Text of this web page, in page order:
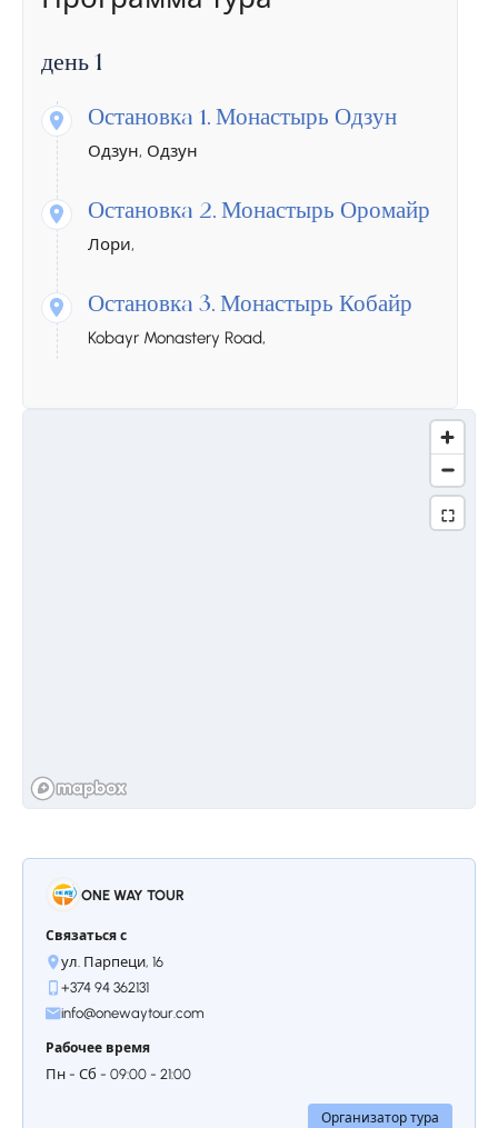
день 1
Остановкa 1. Монастырь Одзун
Одзун, Одзун
Остановкa 2. Монастырь Оромайр
Лори,
Остановкa 3. Монастырь Кобайр
Kobayr Monastery Road,
ONE WAY TOUR
Связаться с
ул. Парпеци, 16
+374 94 362131
info@onewaytour.com
Рабочее время
Пн - Сб - 09:00 - 21:00
Организатор тура